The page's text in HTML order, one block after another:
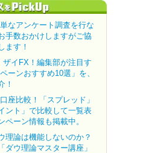
なアンケート調査を行な
手数おかけしますがご協
ます！
ザイFX！編集部が注目す
ーンおすすめ10選」を、
！
座比較！「スプレッド」
ント」で比較して一覧表
ペーン情報も掲載中。
理論は機能しないのか？
ダウ理論マスター講座」